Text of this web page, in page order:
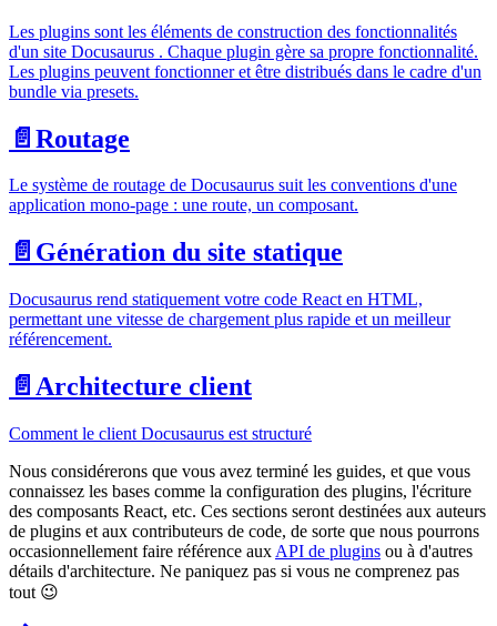
Les plugins sont les éléments de construction des fonctionnalités
d'un site Docusaurus . Chaque plugin gère sa propre fonctionnalité.
Les plugins peuvent fonctionner et être distribués dans le cadre d'un
bundle via presets.
📄️ Routage
Le système de routage de Docusaurus suit les conventions d'une
application mono-page : une route, un composant.
📄️ Génération du site statique
Docusaurus rend statiquement votre code React en HTML,
permettant une vitesse de chargement plus rapide et un meilleur
référencement.
📄️ Architecture client
Comment le client Docusaurus est structuré
Nous considérerons que vous avez terminé les guides, et que vous
connaissez les bases comme la configuration des plugins, l'écriture
des composants React, etc. Ces sections seront destinées aux auteurs
de plugins et aux contributeurs de code, de sorte que nous pourrons
occasionnellement faire référence aux API de plugins ou à d'autres
détails d'architecture. Ne paniquez pas si vous ne comprenez pas
tout 😉